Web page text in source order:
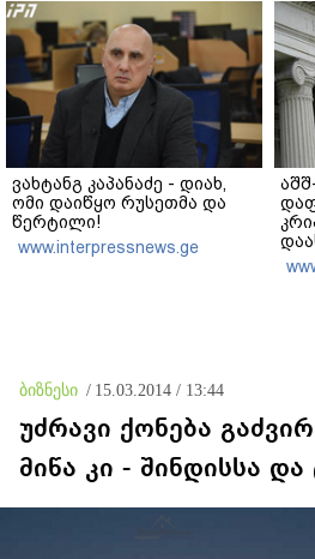
ვახტანგ კაპანაძე - დიახ,
ომი დაიწყო რუსეთმა და
წერტილი!
www.interpressnews.ge
ბიზნესი / 15.03.2014 / 13:44
უძრავი ქონება
მიწა კი - შინდისსა და